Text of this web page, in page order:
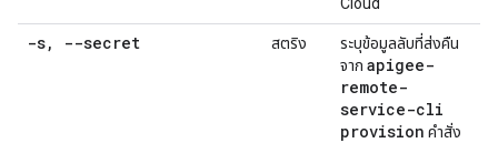
-s, --secret สตริง
ระบุข้อมูลลับที่ส่งคืน
จาก apigee-
remote-
service-cli
provision คำสั่ง